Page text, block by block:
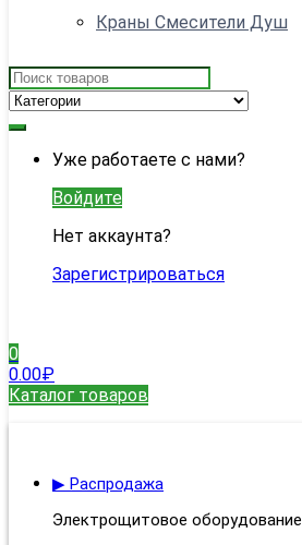
Краны Смесители Душ
Search
for:
Уже работаете с нами?
Войдите
Нет аккаунта?
Зарегистрироваться
0
0.00₽
Каталог товаров
▶ Распродажа
Электрощитовое оборудование